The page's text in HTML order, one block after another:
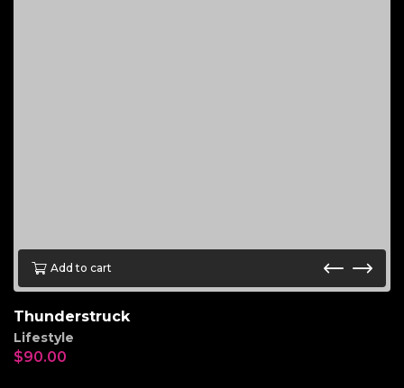
Add to cart
Thunderstruck
Lifestyle
$90.00